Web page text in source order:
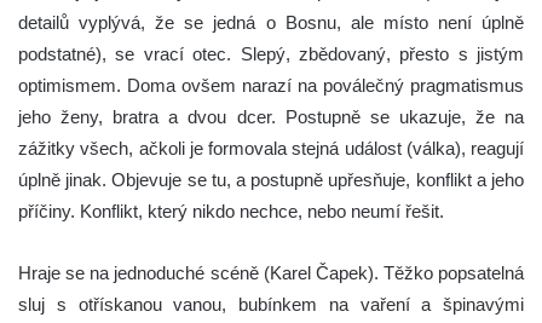
detailů vyplývá, že se jedná o Bosnu, ale místo není úplně
podstatné), se vrací otec. Slepý, zbědovaný, přesto s jistým
optimismem. Doma ovšem narazí na poválečný pragmatismus
jeho ženy, bratra a dvou dcer. Postupně se ukazuje, že na
zážitky všech, ačkoli je formovala stejná událost (válka), reagují
úplně jinak. Objevuje se tu, a postupně upřesňuje, konflikt a jeho
příčiny. Konflikt, který nikdo nechce, nebo neumí řešit.
Hraje se na jednoduché scéně (Karel Čapek). Těžko popsatelná
sluj s otřískanou vanou, bubínkem na vaření a špinavými